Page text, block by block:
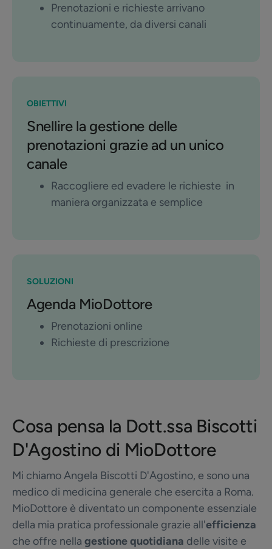
Prenotazioni e richieste arrivano
continuamente, da diversi canali
OBIETTIVI
Snellire la gestione delle
prenotazioni grazie ad un unico
canale
Raccogliere ed evadere le richieste in
maniera organizzata e semplice
SOLUZIONI
Agenda MioDottore
Prenotazioni online
Richieste di prescrizione
Cosa pensa la Dott.ssa Biscotti
D'Agostino di MioDottore
Mi chiamo Angela Biscotti D'Agostino, e sono una
medico di medicina generale che esercita a Roma.
MioDottore è diventato un componente essenziale
della mia pratica professionale grazie all'efficienza
che offre nella gestione quotidiana delle visite e